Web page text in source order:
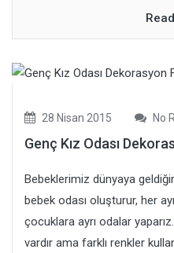
28 Nisan 2015 No
Genç Kız Odası
Bebeklerimiz dünyaya
bebek odası oluşturur, her
çocuklara ayrı odalar
vardır ama farklı renkler